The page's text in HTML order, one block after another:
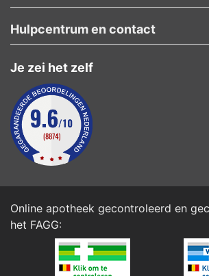
Je zei het zelf
Hulpcentrum en contact
Online apotheek gecontroleerd en
het FAGG: